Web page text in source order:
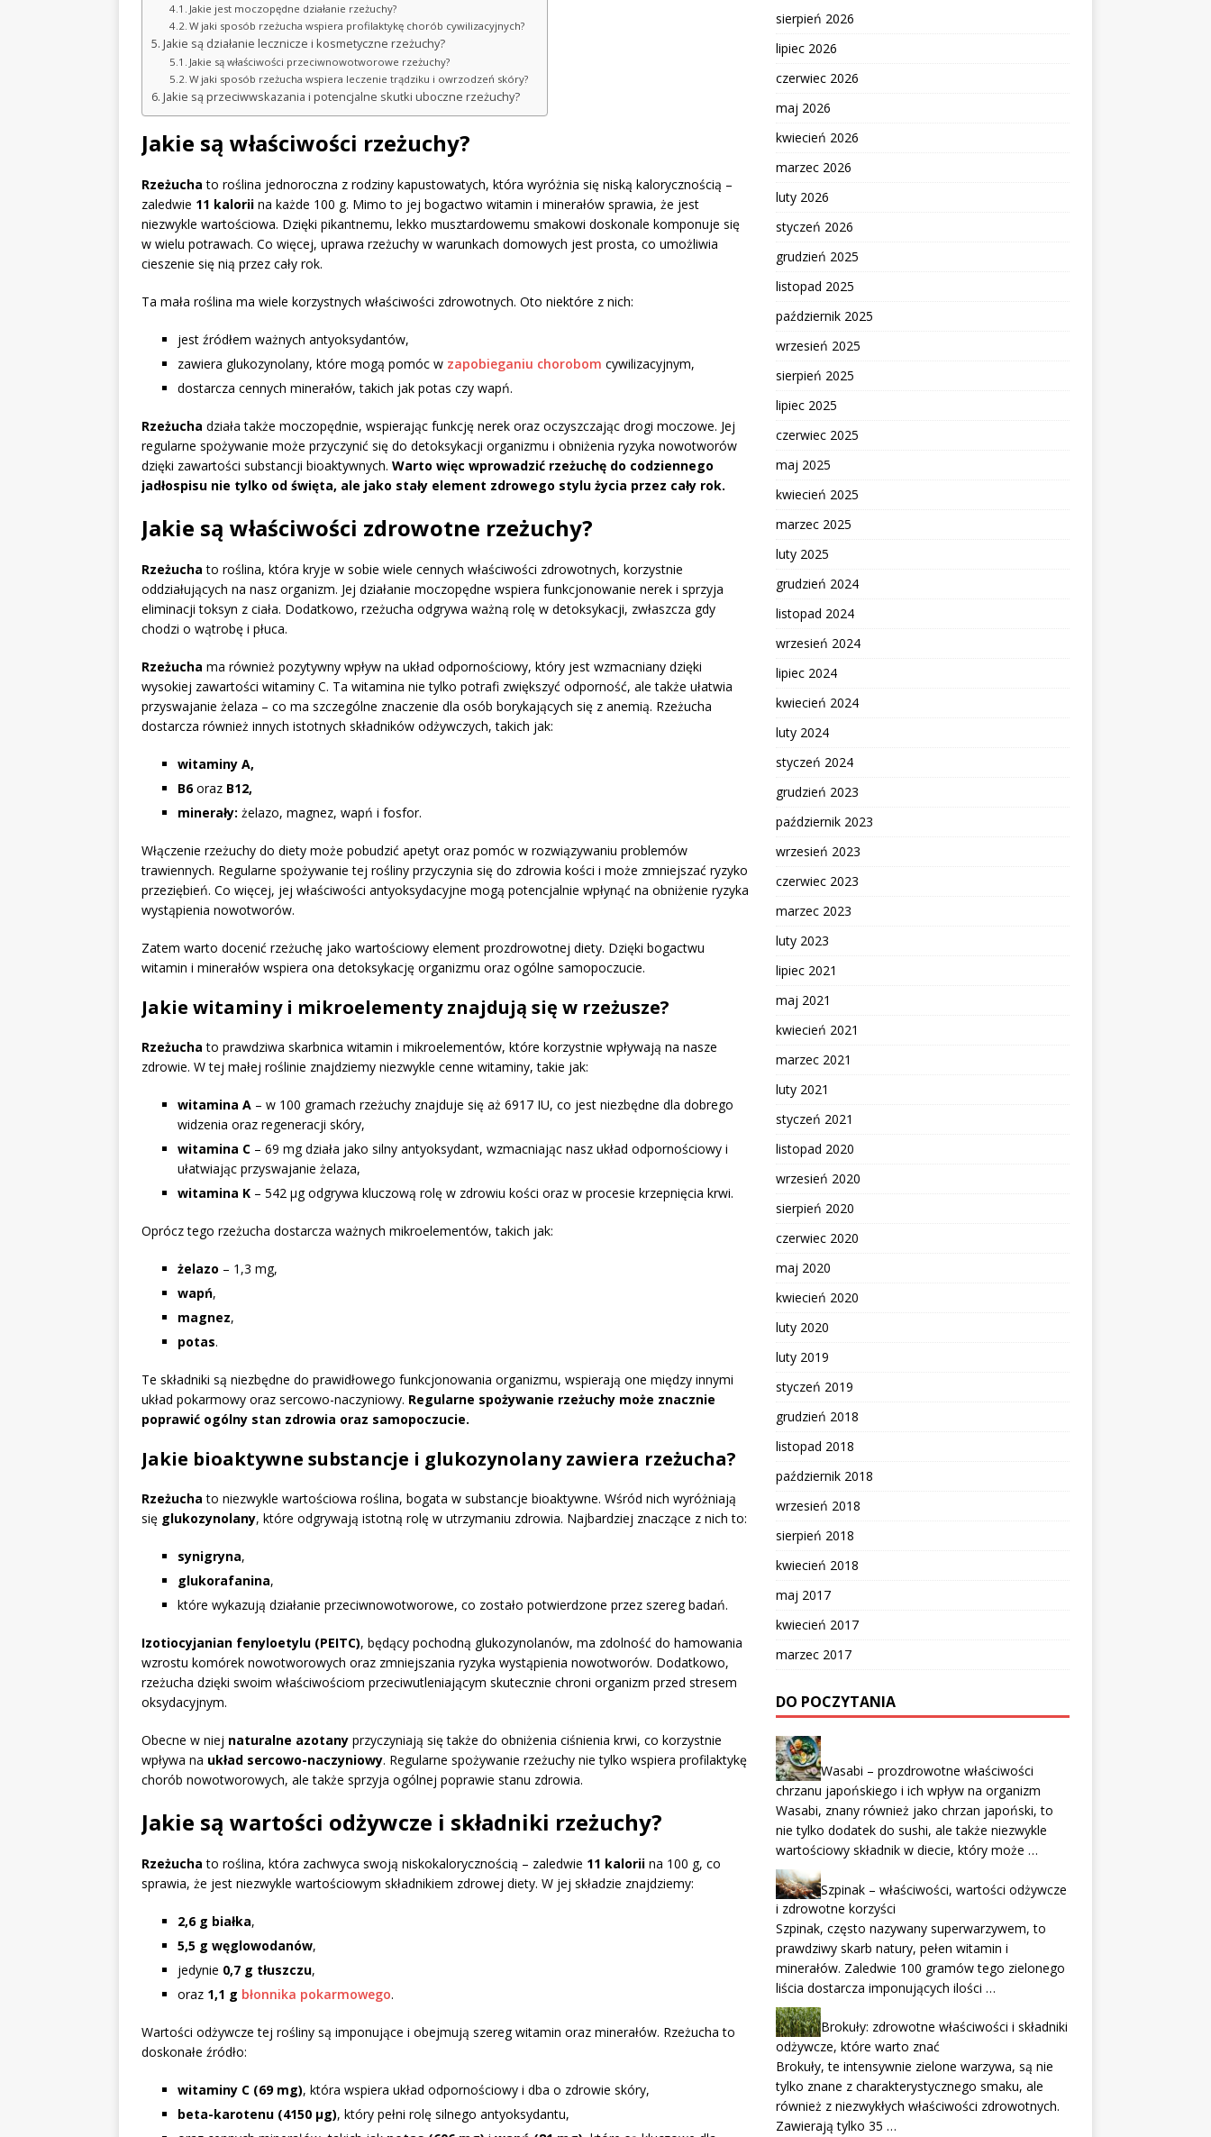
Jakie jest moczopędne działanie rzeżuchy?
W jaki sposób rzeżucha wspiera profilaktykę chorób cywilizacyjnych?
Jakie są działanie lecznicze i kosmetyczne rzeżuchy?
Jakie są właściwości przeciwnowotworowe rzeżuchy?
W jaki sposób rzeżucha wspiera leczenie trądziku i owrzodzeń skóry?
Jakie są przeciwwskazania i potencjalne skutki uboczne rzeżuchy?
Jakie są właściwości rzeżuchy?
Rzeżucha to roślina jednoroczna z rodziny kapustowatych, która wyróżnia się niską kalorycznością –
zaledwie 11 kalorii na każde 100 g. Mimo to jej bogactwo witamin i minerałów sprawia, że jest
niezwykle wartościowa. Dzięki pikantnemu, lekko musztardowemu smakowi doskonale komponuje się
w wielu potrawach. Co więcej, uprawa rzeżuchy w warunkach domowych jest prosta, co umożliwia
cieszenie się nią przez cały rok.
Ta mała roślina ma wiele korzystnych właściwości zdrowotnych. Oto niektóre z nich:
jest źródłem ważnych antyoksydantów,
zawiera glukozynolany, które mogą pomóc w zapobieganiu chorobom cywilizacyjnym,
dostarcza cennych minerałów, takich jak potas czy wapń.
Rzeżucha działa także moczopędnie, wspierając funkcję nerek oraz oczyszczając drogi moczowe. Jej
regularne spożywanie może przyczynić się do detoksykacji organizmu i obniżenia ryzyka nowotworów
dzięki zawartości substancji bioaktywnych. Warto więc wprowadzić rzeżuchę do codziennego
jadłospisu nie tylko od święta, ale jako stały element zdrowego stylu życia przez cały rok.
Jakie są właściwości zdrowotne rzeżuchy?
Rzeżucha to roślina, która kryje w sobie wiele cennych właściwości zdrowotnych, korzystnie
oddziałujących na nasz organizm. Jej działanie moczopędne wspiera funkcjonowanie nerek i sprzyja
eliminacji toksyn z ciała. Dodatkowo, rzeżucha odgrywa ważną rolę w detoksykacji, zwłaszcza gdy
chodzi o wątrobę i płuca.
Rzeżucha ma również pozytywny wpływ na układ odpornościowy, który jest wzmacniany dzięki
wysokiej zawartości witaminy C. Ta witamina nie tylko potrafi zwiększyć odporność, ale także ułatwia
przyswajanie żelaza – co ma szczególne znaczenie dla osób borykających się z anemią. Rzeżucha
dostarcza również innych istotnych składników odżywczych, takich jak:
witaminy A,
B6oraz B12,
minerały: żelazo, magnez, wapń i fosfor.
Włączenie rzeżuchy do diety może pobudzić apetyt oraz pomóc w rozwiązywaniu problemów
trawiennych. Regularne spożywanie tej rośliny przyczynia się do zdrowia kości i może zmniejszać ryzyko
przeziębień. Co więcej, jej właściwości antyoksydacyjne mogą potencjalnie wpłynąć na obniżenie ryzyka
wystąpienia nowotworów.
Zatem warto docenić rzeżuchę jako wartościowy element prozdrowotnej diety. Dzięki bogactwu
witamin i minerałów wspiera ona detoksykację organizmu oraz ogólne samopoczucie.
Jakie witaminy i mikroelementy znajdują się w rzeżusze?
Rzeżucha to prawdziwa skarbnica witamin i mikroelementów, które korzystnie wpływają na nasze
zdrowie. W tej małej roślinie znajdziemy niezwykle cenne witaminy, takie jak:
witamina A – w 100 gramach rzeżuchy znajduje się aż 6917 IU, co jest niezbędne dla dobrego
widzenia oraz regeneracji skóry,
witamina C – 69 mg działa jako silny antyoksydant, wzmacniając nasz układ odpornościowy i
ułatwiając przyswajanie żelaza,
witamina K – 542 µg odgrywa kluczową rolę w zdrowiu kości oraz w procesie krzepnięcia krwi.
Oprócz tego rzeżucha dostarcza ważnych mikroelementów, takich jak:
żelazo – 1,3 mg,
wapń,
magnez,
potas.
Te składniki są niezbędne do prawidłowego funkcjonowania organizmu, wspierają one między innymi
układ pokarmowy oraz sercowo-naczyniowy. Regularne spożywanie rzeżuchy może znacznie
poprawić ogólny stan zdrowia oraz samopoczucie.
Jakie bioaktywne substancje i glukozynolany zawiera rzeżucha?
Rzeżucha to niezwykle wartościowa roślina, bogata w substancje bioaktywne. Wśród nich wyróżniają
się glukozynolany, które odgrywają istotną rolę w utrzymaniu zdrowia. Najbardziej znaczące z nich to:
synigryna,
glukorafanina,
które wykazują działanie przeciwnowotworowe, co zostało potwierdzone przez szereg badań.
Izotiocyjanian fenyloetylu (PEITC), będący pochodną glukozynolanów, ma zdolność do hamowania
wzrostu komórek nowotworowych oraz zmniejszania ryzyka wystąpienia nowotworów. Dodatkowo,
rzeżucha dzięki swoim właściwościom przeciwutleniającym skutecznie chroni organizm przed stresem
oksydacyjnym.
Obecne w niej naturalne azotany przyczyniają się także do obniżenia ciśnienia krwi, co korzystnie
wpływa na układ sercowo-naczyniowy. Regularne spożywanie rzeżuchy nie tylko wspiera profilaktykę
chorób nowotworowych, ale także sprzyja ogólnej poprawie stanu zdrowia.
Jakie są wartości odżywcze i składniki rzeżuchy?
Rzeżucha to roślina, która zachwyca swoją niskokalorycznością – zaledwie 11 kalorii na 100 g, co
sprawia, że jest niezwykle wartościowym składnikiem zdrowej diety. W jej składzie znajdziemy:
2,6 g białka,
5,5 g węglowodanów,
jedynie 0,7 g tłuszczu,
oraz 1,1 g błonnika pokarmowego.
Wartości odżywcze tej rośliny są imponujące i obejmują szereg witamin oraz minerałów. Rzeżucha to
doskonałe źródło:
witaminy C (69 mg), która wspiera układ odpornościowy i dba o zdrowie skóry,
beta-karotenu (4150 µg), który pełni rolę silnego antyoksydantu,
sierpień 2026
lipiec 2026
czerwiec 2026
maj 2026
kwiecień 2026
marzec 2026
luty 2026
styczeń 2026
grudzień 2025
listopad 2025
październik 2025
wrzesień 2025
sierpień 2025
lipiec 2025
czerwiec 2025
maj 2025
kwiecień 2025
marzec 2025
luty 2025
grudzień 2024
listopad 2024
wrzesień 2024
lipiec 2024
kwiecień 2024
luty 2024
styczeń 2024
grudzień 2023
październik 2023
wrzesień 2023
czerwiec 2023
marzec 2023
luty 2023
lipiec 2021
maj 2021
kwiecień 2021
marzec 2021
luty 2021
styczeń 2021
listopad 2020
wrzesień 2020
sierpień 2020
czerwiec 2020
maj 2020
kwiecień 2020
luty 2020
luty 2019
styczeń 2019
grudzień 2018
listopad 2018
październik 2018
wrzesień 2018
sierpień 2018
kwiecień 2018
maj 2017
kwiecień 2017
marzec 2017
DO POCZYTANIA
Wasabi – prozdrowotne właściwości
chrzanu japońskiego i ich wpływ na organizm
Wasabi, znany również jako chrzan japoński, to
nie tylko dodatek do sushi, ale także niezwykle
wartościowy składnik w diecie, który może …
Szpinak – właściwości, wartości odżywcze
i zdrowotne korzyści
Szpinak, często nazywany superwarzywem, to
prawdziwy skarb natury, pełen witamin i
minerałów. Zaledwie 100 gramów tego zielonego
liścia dostarcza imponujących ilości …
Brokuły: zdrowotne właściwości i składniki
odżywcze, które warto znać
Brokuły, te intensywnie zielone warzywa, są nie
tylko znane z charakterystycznego smaku, ale
również z niezwykłych właściwości zdrowotnych.
Zawierają tylko 35 …